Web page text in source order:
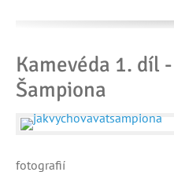
Kamevéda 1. díl
Šampiona
fotografií